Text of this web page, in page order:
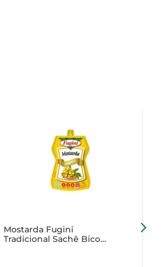
A Mostarda Maille Dijon
Mostarda Fugini
Tradicional Sachê Bico